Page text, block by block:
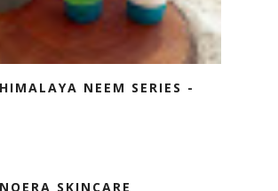
NEEM SERIES -
SKINCARE